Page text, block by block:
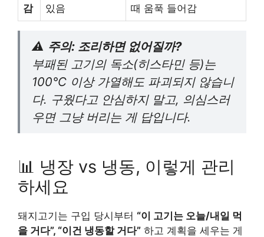
감
있음
때 움푹 들어감
⚠️ 주의: 조리하면 없어질까?
부패된 고기의 독소(히스타민 등)는
100℃ 이상 가열해도 파괴되지 않습니
다. 구웠다고 안심하지 말고, 의심스러
우면 그냥 버리는 게 답입니다.
📊 냉장 vs 냉동, 이렇게 관리
하세요
돼지고기는 구입 당시부터 “이 고기는 오늘/내일 먹
을 거다”, “이건 냉동할 거다” 하고 계획을 세우는 게